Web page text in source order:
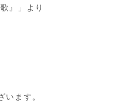
』」より
ます。